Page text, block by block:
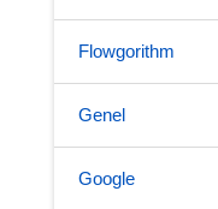
Flowgorithm
Genel
Google